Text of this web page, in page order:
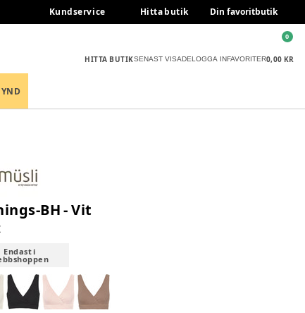
Kundservice Hitta butik Din favoritbutik
HITTA BUTIKSENAST VISADELOGGA INFAVORITER0,00 KR
0
BH - Vit
Endast i